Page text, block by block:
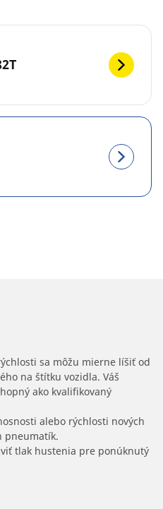
sa môžu mierne líšiť od
na štítku vozidla. Váš
ako kvalifikovaný
alebo rýchlosti nových
pneumatík.
tlak hustenia pre ponúknutý